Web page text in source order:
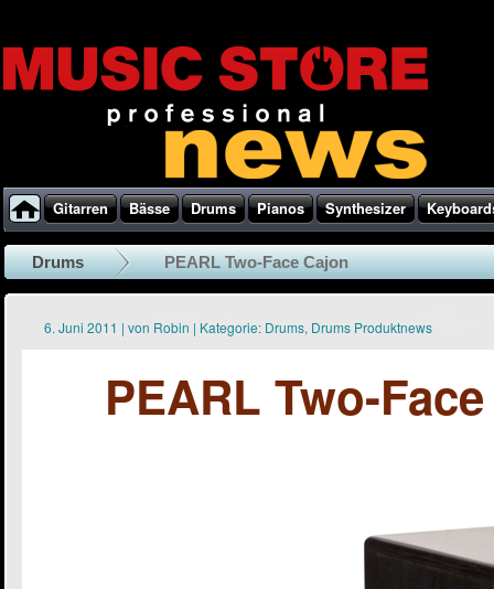
Gitarren Bässe Drums Pianos Synthesizer
Drums PEARL Two-Face Cajon
6. Juni 2011 | von Robin | Kategorie: Drums, Drums Produktnews
PEARL Two-